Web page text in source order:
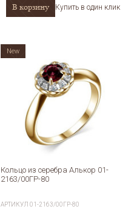
В корзину Купить в один клик
Кольцо из серебра Алькор 01-
2163/00ГР-80
АРТИКУЛ01-2163/00ГР-80
New